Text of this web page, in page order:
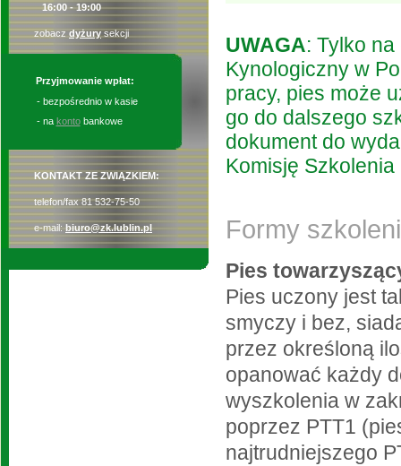
16:00 - 19:00
zobacz dyżurysekcji
Przyjmowanie wpłat:
- bezpośrednio w kasie
- na kontobankowe
KONTAKT ZE ZWIĄZKIEM:
telefon/fax 81 532-75-50
e-mail: biuro@zk.lublin.pl
UWAGA: Tylko
Kynologiczny w
pracy, pies może
go do dalszego
dokument do
Komisję Szkolenia
Formy
Pies
Pies uczony jest
smyczy i bez,
przez określoną
opanować każdy
wyszkolenia w
poprzez PTT1
najtrudniejszego